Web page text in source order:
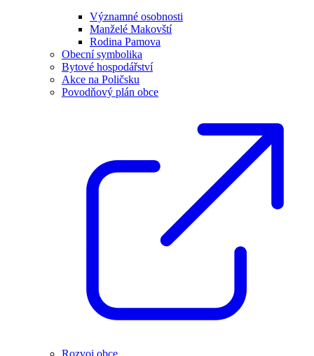
Významné osobnosti
Manželé Makovští
Rodina Pamova
Obecní symbolika
Bytové hospodářství
Akce na Poličsku
Povodňový plán obce
Rozvoj obce